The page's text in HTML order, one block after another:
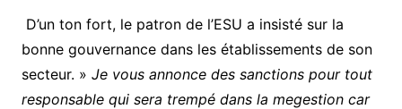
D’un ton fort, le patron de l’ESU a insisté sur la
bonne gouvernance dans les établissements de son
secteur. » Je vous annonce des sanctions pour tout
responsable qui sera trempé dans la megestion car